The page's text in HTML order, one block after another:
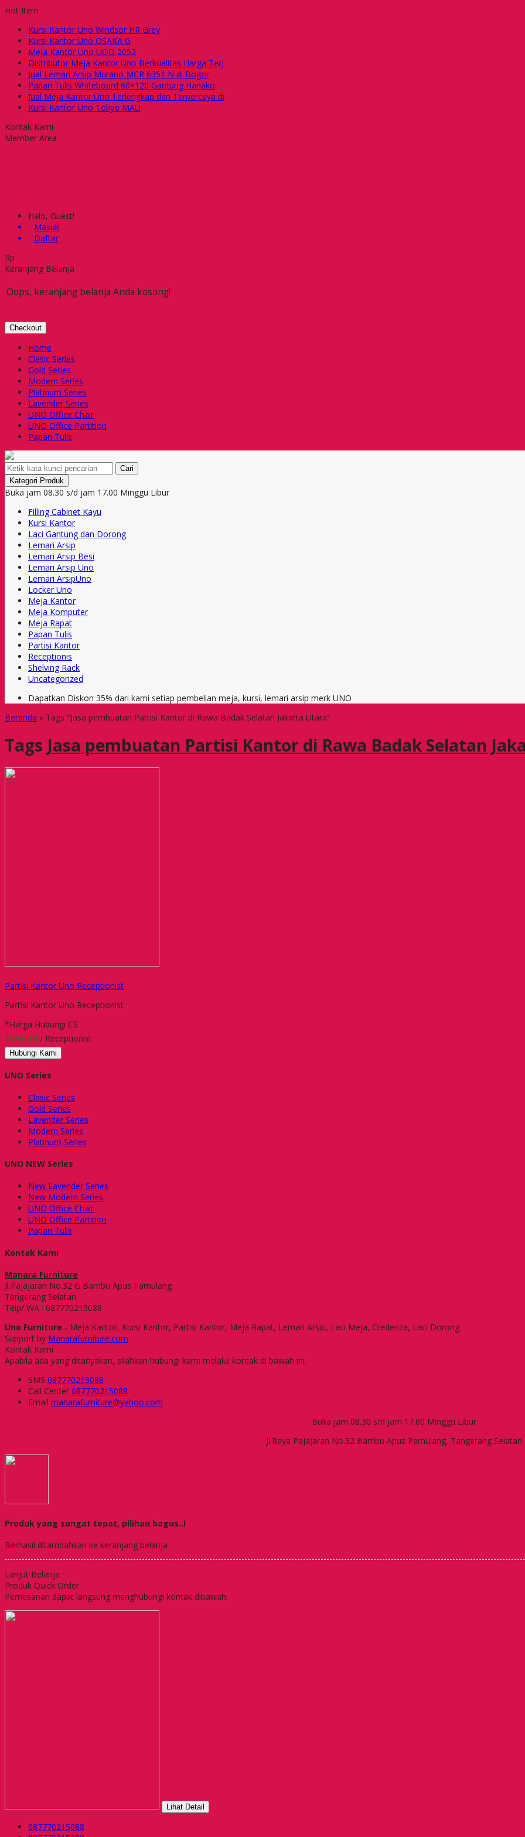
Hot Item
Kursi Kantor Uno Windsor HR Grey
Kursi Kantor Uno OSAKA G
Meja Kantor Uno UOD 2052
Distributor Meja Kantor Uno Berkualitas Harga Terj
Jual Lemari Arsip Murano MCR 6351 N di Bogor
Papan Tulis Whiteboard 60×120 Gantung Hanako
Jual Meja Kantor Uno Terlengkap dan Terpercaya di
Kursi Kantor Uno Tokyo MAU
Kontak Kami
Member Area
Halo, Guest!
Masuk
Daftar
Rp
Keranjang Belanja
Oops, keranjang belanja Anda kosong!
Checkout
Home
Clasic Series
Gold Series
Modern Series
Platinum Series
Lavender Series
UNO Office Chair
UNO Office Partition
Papan Tulis
Cari
Kategori Produk
Buka jam 08.30 s/d jam 17.00 Minggu Libur
Filling Cabinet Kayu
Kursi Kantor
Laci Gantung dan Dorong
Lemari Arsip
Lemari Arsip Besi
Lemari Arsip Uno
Lemari ArsipUno
Locker Uno
Meja Kantor
Meja Komputer
Meja Rapat
Papan Tulis
Partisi Kantor
Receptionis
Shelving Rack
Uncategorized
Dapatkan Diskon 35% dari kami setiap pembelian meja, kursi, lemari arsip merk UNO
Beranda » Tags "Jasa pembuatan Partisi Kantor di Rawa Badak Selatan Jakarta Utara"
Tags Jasa pembuatan Partisi Kantor di Rawa Badak Selatan
Partisi Kantor Uno Receptionist
Partisi Kantor Uno Receptionist
*Harga Hubungi CS
Tersedia / Receptionist
Hubungi Kami
UNO Series
Clasic Series
Gold Series
Lavender Series
Modern Series
Platinum Series
UNO NEW Series
New Lavender Series
New Modern Series
UNO Office Chair
UNO Office Partition
Papan Tulis
Kontak Kami
Manara Furniture
Jl.Pajajaran No.32 G Bambu Apus Pamulang
Tangerang Selatan
Telp/ WA : 087770215088
Uno Furniture - Meja Kantor, Kursi Kantor, Partisi Kantor, Meja Rapat, Lemari Arsip, Laci Meja, Credenza, Laci Dorong
Support by Manarafurniture.com
Kontak Kami
Apabila ada yang ditanyakan, silahkan hubungi kami melalui kontak di bawah ini.
SMS 087770215088
Call Center 087770215088
Email manarafurniture@yahoo.com
Buka jam 08.30 s/d jam 17.00 Minggu Libur
Jl.Raya Pajajaran No.32 Bambu Apus Pamulang, Tangerang Selatan
Produk yang sangat tepat, pilihan bagus..!
Berhasil ditambahkan ke keranjang belanja
Lanjut Belanja
Produk Quick Order
Pemesanan dapat langsung menghubungi kontak dibawah:
Lihat Detail
087770215088